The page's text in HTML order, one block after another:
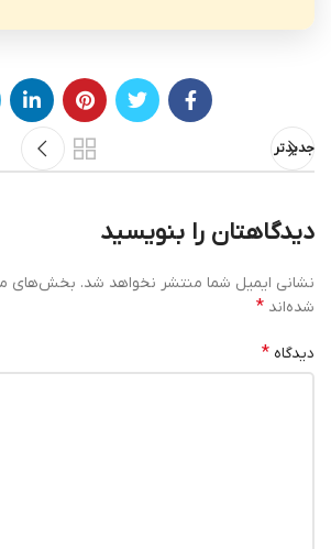
جدیدتر
دیدگاهتان را بنویسید
نشانی ایمیل شما منتشر نخواهد شد. بخش‌های
شده‌اند *
دیدگاه *